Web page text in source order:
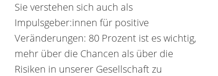
Sie verstehen sich auch als
Impulsgeber:innen für positive
Veränderungen: 80 Prozent ist es wichtig,
mehr über die Chancen als über die
Risiken in unserer Gesellschaft zu